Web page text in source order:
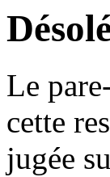
Le
cette
jugée